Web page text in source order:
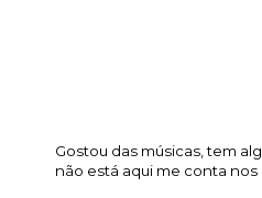
Gostou das músicas, tem
não está aqui me conta nos